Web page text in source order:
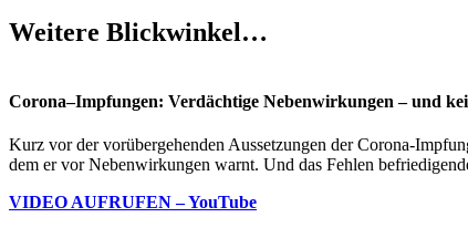
Weitere Blickwinkel…
Corona–Impfungen: Verdächtige Nebenwirkungen – und
Kurz vor der vorübergehenden Aussetzungen der Corona-
dem er vor Nebenwirkungen warnt. Und das Fehlen
VIDEO AUFRUFEN – YouTube